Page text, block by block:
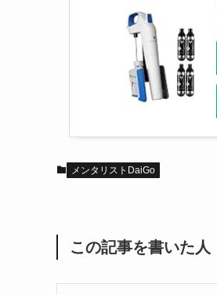
メンタリストDaiGo
この記事を書いた人